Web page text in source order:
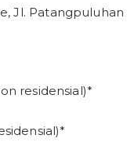
Jl. Patangpuluhan
residensial)*